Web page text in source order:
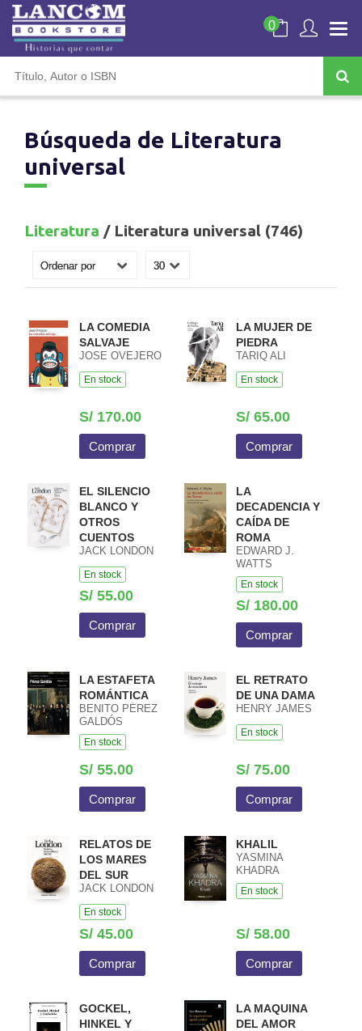
0
Búsqueda de Literatura
universal
Literatura / Literatura universal (746)
LA COMEDIA
SALVAJE
JOSE OVEJERO
En stock
S/ 170.00
Comprar
LA MUJER DE
PIEDRA
TARIQ ALI
En stock
S/ 65.00
Comprar
EL SILENCIO
BLANCO Y
OTROS
CUENTOS
JACK LONDON
En stock
S/ 55.00
Comprar
LA
DECADENCIA Y
CAÍDA DE
ROMA
EDWARD J.
WATTS
En stock
S/ 180.00
Comprar
LA ESTAFETA
ROMÁNTICA
BENITO PÉREZ
GALDÓS
En stock
S/ 55.00
Comprar
EL RETRATO
DE UNA DAMA
HENRY JAMES
En stock
S/ 75.00
Comprar
RELATOS DE
LOS MARES
DEL SUR
JACK LONDON
En stock
S/ 45.00
Comprar
KHALIL
YASMINA
KHADRA
En stock
S/ 58.00
Comprar
GOCKEL,
HINKEL Y
LA MAQUINA
DEL AMOR